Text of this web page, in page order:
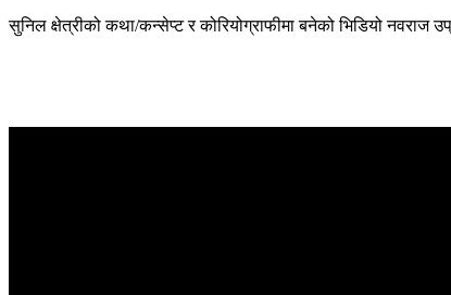
सुनिल क्षेत्रीको कथा/कन्सेप्ट र कोरियोग्राफीमा बनेको भिडियो